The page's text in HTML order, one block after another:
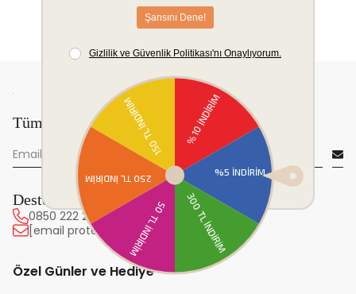
Tüm yeniliklerden önce sen haberdar ol!
Destek Hattı
0850 222 20 63
[email protected]
Özel Günler ve Hediye